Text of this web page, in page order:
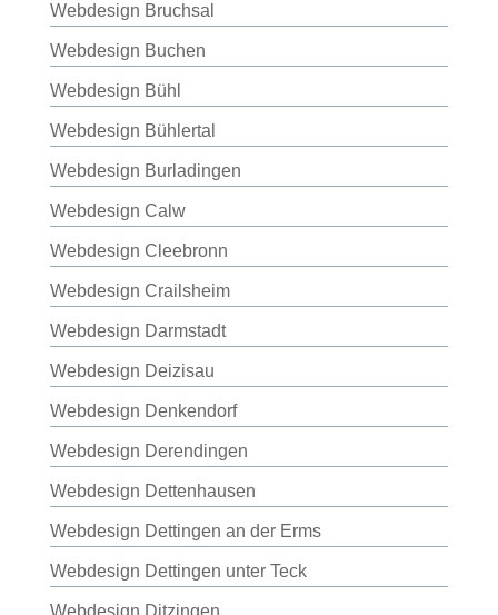
Webdesign Bruchsal
Webdesign Buchen
Webdesign Bühl
Webdesign Bühlertal
Webdesign Burladingen
Webdesign Calw
Webdesign Cleebronn
Webdesign Crailsheim
Webdesign Darmstadt
Webdesign Deizisau
Webdesign Denkendorf
Webdesign Derendingen
Webdesign Dettenhausen
Webdesign Dettingen an der Erms
Webdesign Dettingen unter Teck
Webdesign Ditzingen